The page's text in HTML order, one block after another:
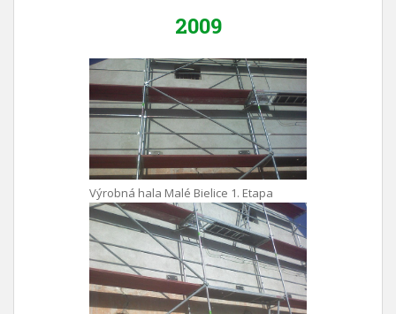
2009
Výrobná hala Malé Bielice 1. Etapa